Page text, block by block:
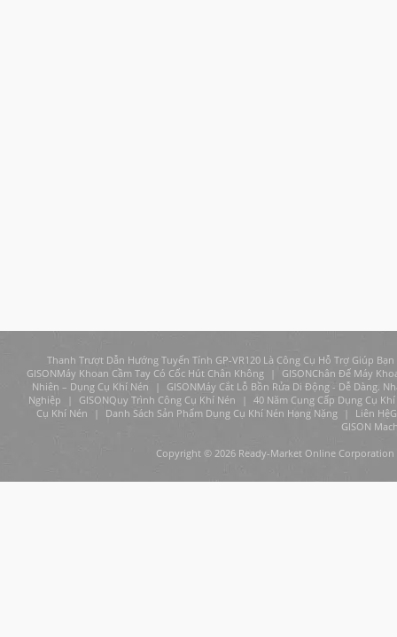
Thanh Trượt Dẫn Hướng Tuyến Tính GP-VR120 Là Công Cụ Hỗ Trợ Giúp
GISONMáy Khoan Cầm Tay Có Cốc Hút Chân Không
|
GISONChân Đế Máy
Nhiên – Dụng Cụ Khí Nén
|
GISONMáy Cắt Lỗ Bồn Rửa Di Động - Dễ Dàng.
Nghiệp
| GISONQuy Trình Công Cụ Khí Nén | 40 Năm Cung Cấp Dụng Cụ
Cụ Khí Nén
| Danh Sách Sản Phẩm Dụng Cụ Khí Nén Hạng Nặng |
Liên
GISON
Copyright © 2026 Ready-Market Online